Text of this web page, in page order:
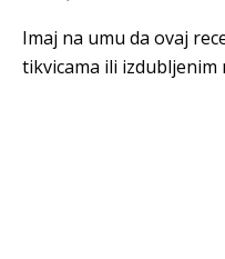
Imaj na umu da ovaj
tikvicama ili izdubljenim